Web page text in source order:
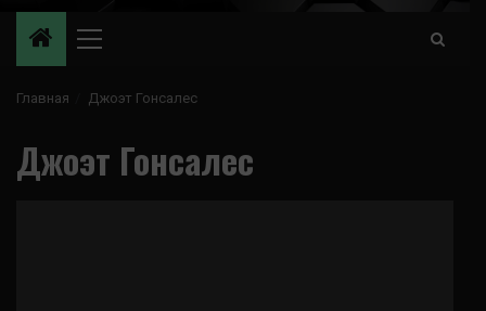
Основное
Главная Джоэт Гонсалес
Джоэт Гонсалес